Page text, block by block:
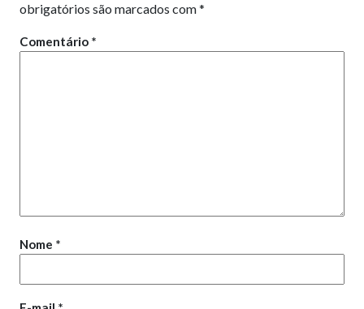
obrigatórios são marcados com*
Comentário *
Nome *